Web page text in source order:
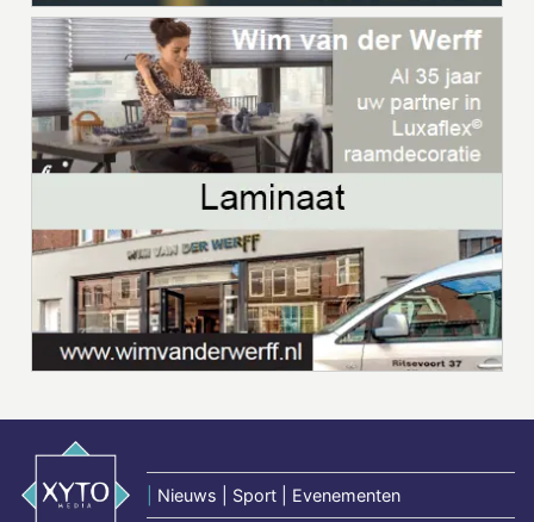
Nieuws | Sport | Evenementen